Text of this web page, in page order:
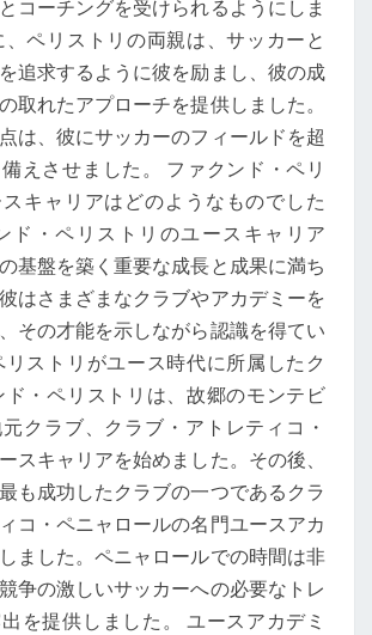
コーチングを受けられるようにしま
、ペリストリの両親は、サッカーと
追求するように彼を励まし、彼の成
取れたアプローチを提供しました。
は、彼にサッカーのフィールドを超
えさせました。 ファクンド・ペリ
キャリアはどのようなものでした
ド・ペリストリのユースキャリア
基盤を築く重要な成長と成果に満ち
はさまざまなクラブやアカデミーを
その才能を示しながら認識を得てい
リストリがユース時代に所属したク
ド・ペリストリは、故郷のモンテビ
クラブ、クラブ・アトレティコ・
スキャリアを始めました。その後、
も成功したクラブの一つであるクラ
コ・ペニャロールの名門ユースアカ
ました。ペニャロールでの時間は非
争の激しいサッカーへの必要なトレ
を提供しました。 ユースアカデミ